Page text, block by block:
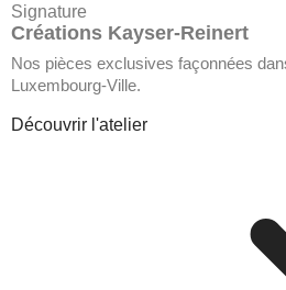
Signature
Créations Kayser-Reinert
Nos pièces exclusives façonnées
Luxembourg-Ville.
Découvrir l'atelier